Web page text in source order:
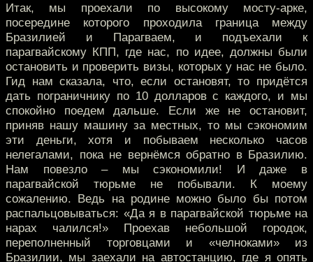
Итак, мы проехали по высокому мосту-арке,
посередине которого проходила граница между
Бразилией и Парагваем, и подъехали к
парагвайскому КПП, где нас, по идее, должны были
остановить и проверить визы, которых у нас не было.
Гид нам сказала, что, если остановят, то придётся
дать пограничнику по 10 долларов с каждого, и мы
спокойно поедем дальше. Если же не остановит,
приняв нашу машину за местных, то мы сэкономим
эти деньги, хотя и побываем несколько часов
нелегалами, пока не вернёмся обратно в Бразилию.
Нам повезло – мы сэкономили! И даже в
парагвайской тюрьме не побывали. К моему
сожалению. Ведь на родине можно было бы потом
распальцовываться: «Да я в парагвайской тюрьме на
нарах чалился!» Проехав небольшой городок,
переполненный торговцами и «челноками» из
Бразилии, мы заехали на автостанцию, где я опять